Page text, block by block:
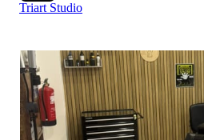
Triart Studio